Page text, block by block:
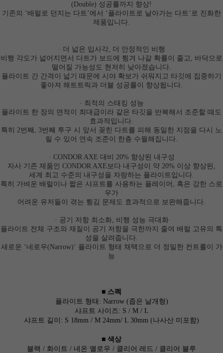
(Double) 성공률까지 향상!
기존의 ‘배럴로 던지는 다트’에서 ‘플라이트로 날아가는 다트’로 진화한
제품입니다.
· 더 넓은 입사각, 더 안정적인 비행
비행 각도가 넓어지면서 다트가 보드에 튕겨 나갈 확률이 줄고, 바닥으로
떨어질 가능성도 현저히 낮아졌습니다.
플라이트 간 간격이 넓기 때문에 시야 확보가 쉬워지고 타깃에 집중하기
좋아져 해트트릭과 더블 성공률이 향상됩니다.
· 최적의 스태킹 성능
플라이트 한 장의 면적이 최대급이라 같은 타깃을 반복해서 조준할 때도
효과적입니다.
특히 2번째, 3번째 투구 시 앞서 꽂힌 다트를 피해 동일한 지점을 다시 노
릴 수 있어 연속 조준이 한층 수월해집니다.
· CONDOR AXE 대비 20% 향상된 내구성
자사 기존 제품인 CONDOR AXE보다 내구성이 약 20% 이상 향상된,
세계 최고 수준의 내구성을 자랑하는 플라이트입니다.
특히 가벼운 배럴이나 짧은 샤프트를 사용하는 플레이어, 혹은 강한 스로
우가
어려운 유저들이 겪는 튕김 문제도 효과적으로 보완해줍니다.
· 공기 저항 최소화, 비행 성능 극대화
플라이트 전체 구조와 재질이 공기 저항을 극한까지 줄여 배럴 고유의 특
성을 살려줍니다.
새로운 ‘네로우(Narrow)’ 플라이트 형태 채택으로 더 정밀한 컨트롤이 가
능
■ 스펙
플라이트 형태: Narrow (좁은 날개형)
샤프트 사이즈: S / M / L
샤프트 길이: S 18mm / M 24mm/ L 30mm (나사산 미포함)
■ 색상
블랙 / 화이트 / 네온 옐로우 / 클리어 레드 / 클리어 블루